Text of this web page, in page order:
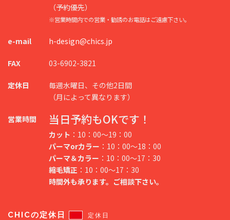
（予約優先）
※営業時間内での営業・勧誘のお電話はご遠慮下さい。
e-mail h-design@chics.jp
FAX 03-6902-3821
定休日
毎週水曜日、その他2日間
（月によって異なります）
営業時間 当日予約もOKです！
カット ：10：00～19：00
パーマorカラー ：10：00～18：00
パーマ＆カラー ：10：00～17：30
縮毛矯正 ：10：00～17：30
時間外も承ります。ご相談下さい。
CHICの定休日 定休日